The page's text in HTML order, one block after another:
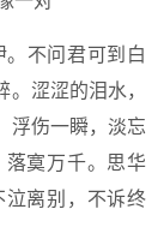
。不问君可到白
涩涩的泪水，
浮伤一瞬，淡忘
寞万千。思华
离别，不诉终